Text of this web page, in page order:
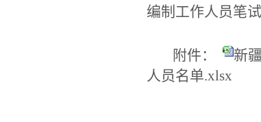
编制工作人员笔
附件：
新
人员名单.xlsx